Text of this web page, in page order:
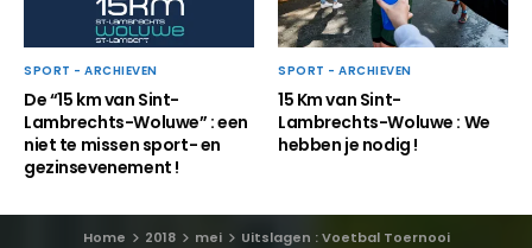
SPORT - ARCHIEVEN
De “15 km van Sint-
Lambrechts-Woluwe” : een
niet te missen sport- en
gezinsevenement !
SPORT - ARCHIEVEN
15 Km van Sint-
Lambrechts-Woluwe : We
hebben je nodig !
Home 2018 mei Uitslagen : Voetbal Toernooi